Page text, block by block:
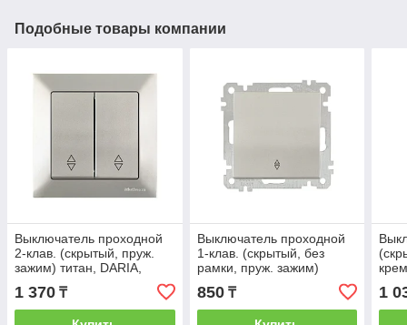
Подобные товары компании
Выключатель проходной
2-клав. (скрытый, пруж.
зажим) титан, DARIA,
MUTLUSAN
1 370 ₸
Выключатель проходной
1-клав. (скрытый, без
рамки, пруж. зажим)
титан, DARIA, MUTLUSAN
850₸ 1